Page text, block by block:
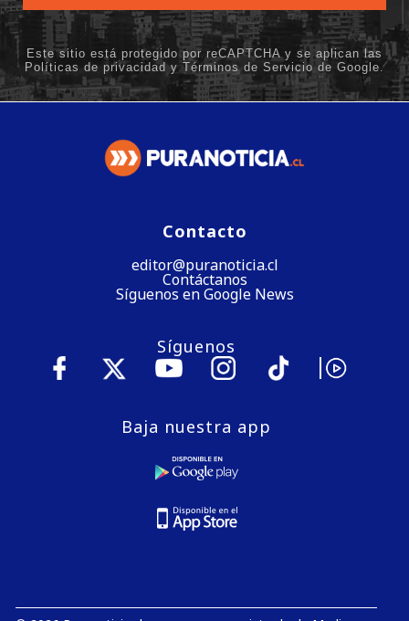
Contacto
editor@puranoticia.cl
Contáctanos
Síguenos en Google News
Síguenos
Baja nuestra app